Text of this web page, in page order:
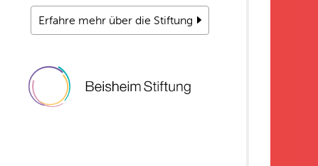
Erfahre mehr über die Stiftung